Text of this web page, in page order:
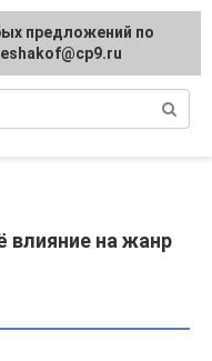
влияние на жанр
предложений по